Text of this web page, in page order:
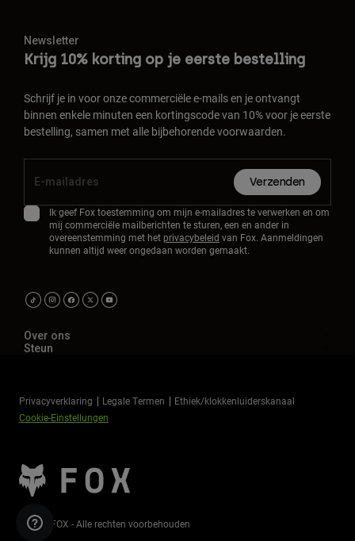
Newsletter
Krijg 10% korting op je eerste bestelling
Schrijf je in voor onze commerciële e-mails en je ontvangt
binnen enkele minuten een kortingscode van 10% voor je eerste
bestelling, samen met alle bijbehorende voorwaarden.
Verzenden
Ik geef Fox toestemming om mijn e-mailadres te verwerken en om
mij commerciële mailberichten te sturen, een en ander in
overeenstemming met het privacybeleid van Fox. Aanmeldingen
kunnen altijd weer ongedaan worden gemaakt.
Over ons
Steun
Privacyverklaring Legale Termen
Ethiek/klokkenluiderskanaal
Cookie-Einstellungen
©2026 FOX - Alle rechten voorbehouden